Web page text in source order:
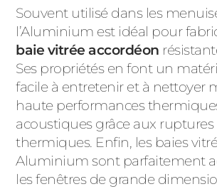
Souvent utilisé dans les
l’Aluminium est idéal pour
baie vitrée accordéon
Ses propriétés en font un
facile à entretenir et à nettoyer
haute performances
acoustiques grâce aux
thermiques. Enfin, les baies
Aluminium sont parfaitement
les fenêtres de grande